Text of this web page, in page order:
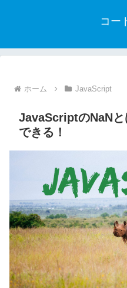
コー
ホーム JavaScript
JavaScriptのNaN
できる！